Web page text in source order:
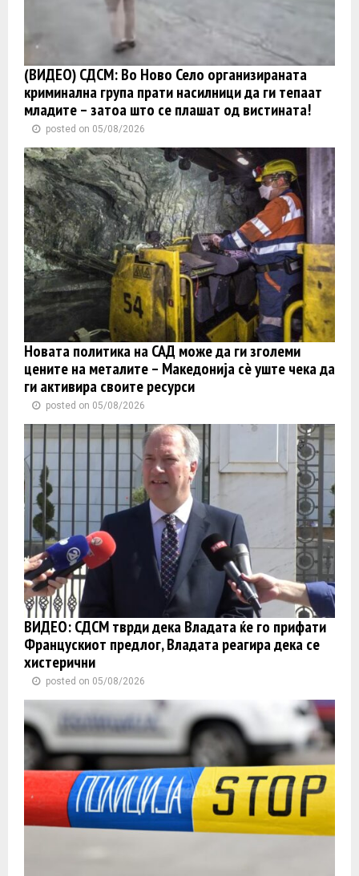
(ВИДЕО) СДСМ: Во Ново Село организираната
криминална група прати насилници да ги тепаат
младите – затоа што се плашат од вистината!
posted on 05/08/2026
Новата политика на САД може да ги зголеми
цените на металите – Македонија сè уште чека да
ги активира своите ресурси
posted on 05/08/2026
ВИДЕО: СДСМ тврди дека Владата ќе го прифати
Францускиот предлог, Владата реагира дека се
хистерични
posted on 05/08/2026